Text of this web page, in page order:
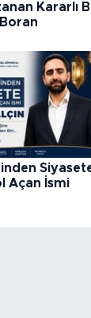
Kararlı
Açan İsmi